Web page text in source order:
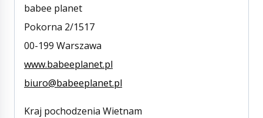
babee planet
Pokorna 2/1517
00-199 Warszawa
www.babeeplanet.pl
biuro@babeeplanet.pl
Kraj pochodzenia Wietnam